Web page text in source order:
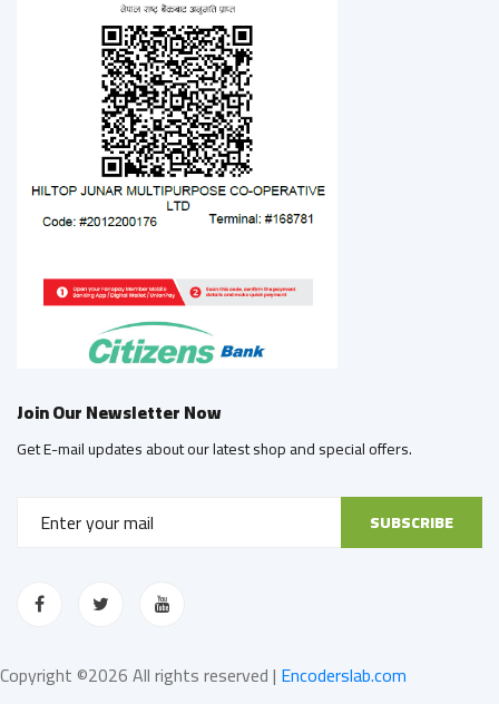
Join Our Newsletter Now
Get E-mail updates about our latest shop and special offers.
SUBSCRIBE
Copyright ©2026 All rights reserved | Encoderslab.com